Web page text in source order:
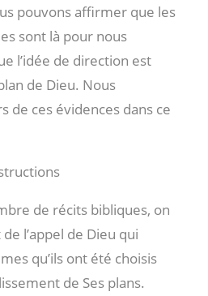
pouvons affirmer que les
sont là pour nous
l’idée de direction est
de Dieu. Nous
de ces évidences dans ce
de récits bibliques, on
l’appel de Dieu qui
qu’ils ont été choisis
de Ses plans.